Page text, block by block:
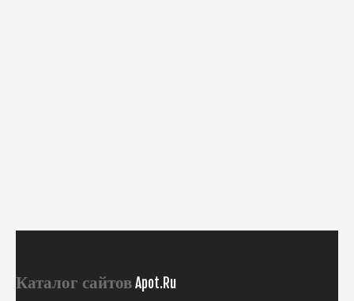
Каталог сайтовApot.Ru